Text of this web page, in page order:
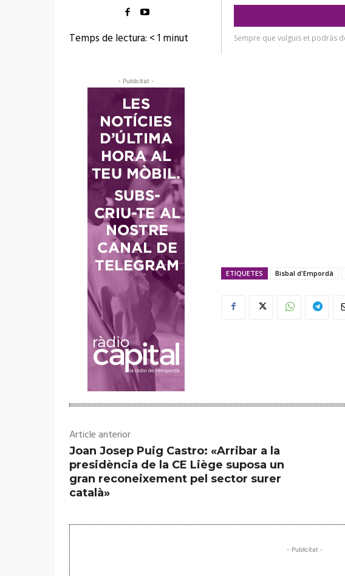
Temps de lectura: < 1minut
- Publicitat -
ETIQUETES Bisbal d'Empordà
Article anterior
Joan Josep Puig Castro: «Arribar a la
presidència de la CE Liège suposa un
gran reconeixement pel sector surer
català»
- Publicitat -